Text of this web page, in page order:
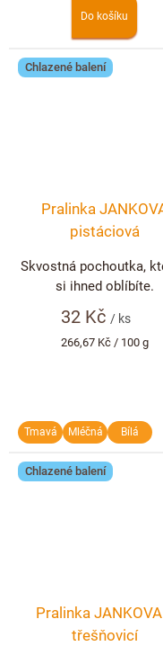
Do košíku
Chlazené balení
Pralinka
pistáciová
32 Kč / ks
Měrná
266,67 Kč / 100 g
Skvostná pochoutka,
si ihned oblíbíte.
Tmavá Mléčná Bílá
Chlazené balení
Pralinka
třešňovicí